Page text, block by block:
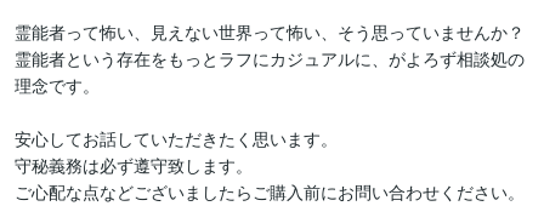
霊能者って怖い、見えない世界って怖い、そう思っていませんか？
霊能者という存在をもっとラフにカジュアルに、がよろず相談処の
理念です。
安心してお話していただきたく思います。
守秘義務は必ず遵守致します。
ご心配な点などございましたらご購入前にお問い合わせください。